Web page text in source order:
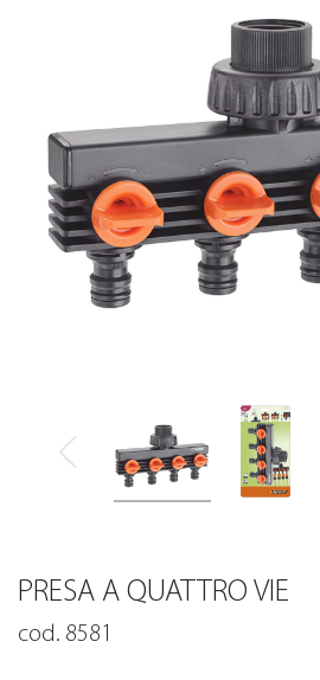
PRESA A QUATTRO VIE
cod. 8581